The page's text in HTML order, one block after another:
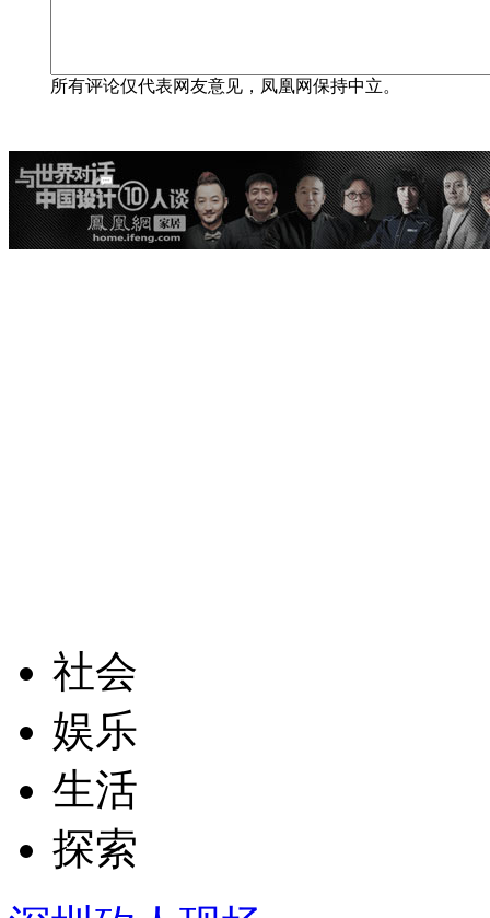
所有评论仅代表网友意见，凤凰网保持中立。
社会
娱乐
生活
探索